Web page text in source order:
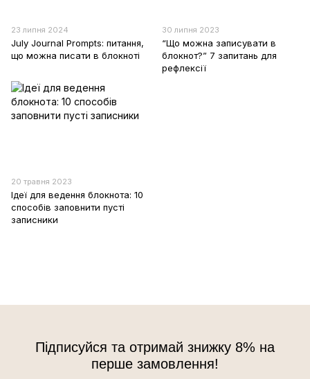
23 липня 2024
July Journal Prompts: питання,
що можна писати в блокноті
30 липня 2023
“Що можна записувати в
блокнот?” 7 запитань для
рефлексії
20 травня 2023
Ідеї для ведення блокнота: 10
способів заповнити пусті
записники
Підписуйся та отримай знижку 8% на
перше замовлення!